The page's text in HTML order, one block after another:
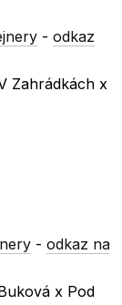
-odkaz
Zahrádkách x
-odkaz na
x Pod